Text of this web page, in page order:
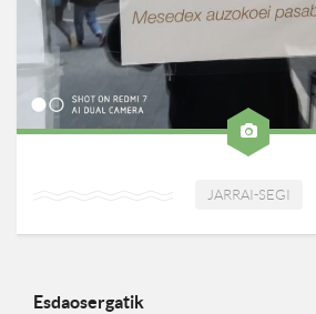
JARRAI-SEGI
Esdaosergatik